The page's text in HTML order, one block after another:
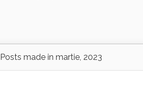
Posts made in martie, 2023